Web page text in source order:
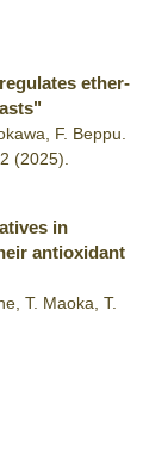
ether-
F. Beppu.
(2025)
in
antioxidant
T. Maoka, T.